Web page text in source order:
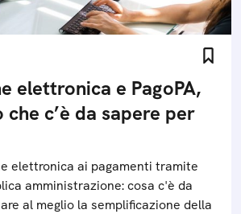
elettronica e PagoPA,
c’è da sapere per
elettronica ai pagamenti tramite
amministrazione: cosa c'è da
al meglio la semplificazione della